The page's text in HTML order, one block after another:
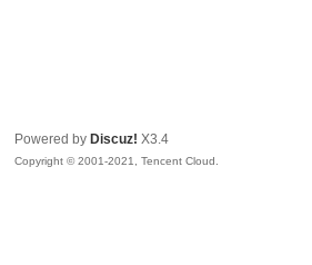
Powered by Discuz! X3.4
Copyright © 2001-2021, Tencent Cloud.